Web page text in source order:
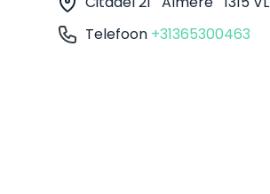
Telefoon +31365300463